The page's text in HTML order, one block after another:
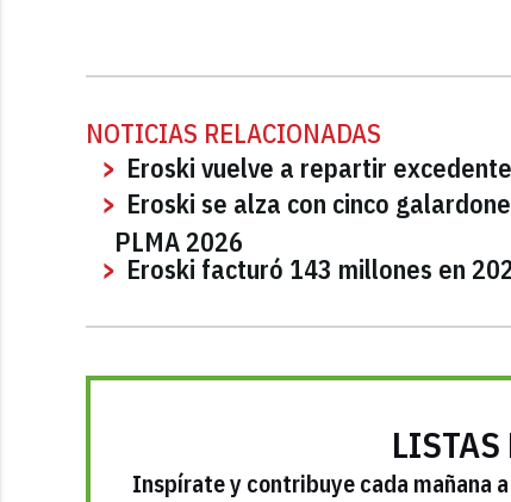
NOTICIAS RELACIONADAS
Eroski vuelve a repartir
Eroski se alza con cinco
PLMA 2026
Eroski facturó 143 millones en
LISTAS
Inspírate y contribuye cada mañana